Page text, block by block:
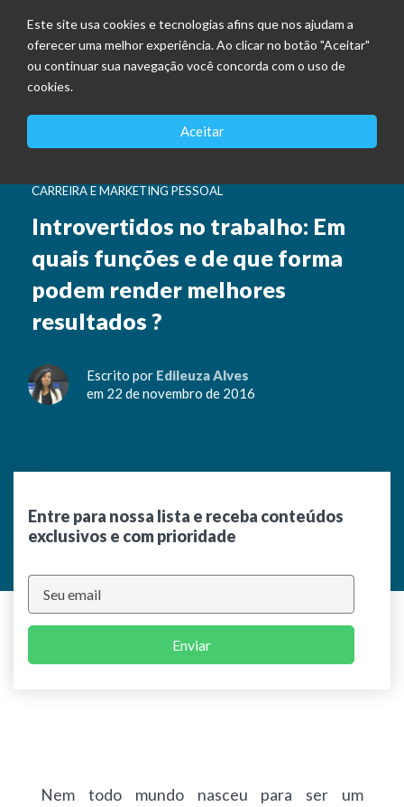
Este site usa cookies e tecnologias afins que nos ajudam a
oferecer uma melhor experiência. Ao clicar no botão "Aceitar"
ou continuar sua navegação você concorda com o uso de
cookies.
Aceitar
CARREIRA E MARKETING PESSOAL
Introvertidos no trabalho: Em
quais funções e de que forma
podem render melhores
resultados ?
Escrito por Edileuza Alves
em 22 de novembro de 2016
Entre para nossa lista e receba conteúdos
exclusivos e com prioridade
Enviar
Nem todo mundo nasceu para ser um